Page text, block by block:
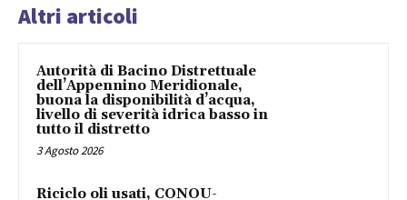
Altri articoli
Autorità di Bacino Distrettuale
dell’Appennino Meridionale,
buona la disponibilità d’acqua,
livello di severità idrica basso in
tutto il distretto
3 Agosto 2026
Riciclo oli usati, CONOU-